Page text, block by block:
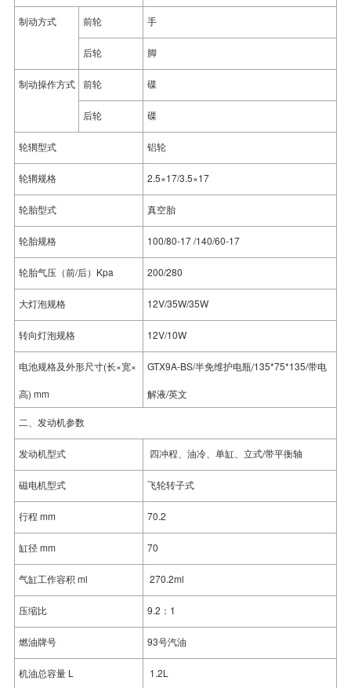
制动方式 前轮 手
后轮 脚
制动操作方式 前轮 碟
后轮 碟
轮辋型式 铝轮
轮辋规格 2.5×17/3.5×17
轮胎型式 真空胎
轮胎规格 100/80-17 /140/60-17
轮胎气压（前/后）Kpa 200/280
大灯泡规格 12V/35W/35W
转向灯泡规格 12V/10W
电池规格及外形尺寸(长×宽×
高) mm
GTX9A-BS/半免维护电瓶/135*75*135/带电
解液/英文
二、发动机参数
发动机型式 四冲程、油冷、单缸、立式/带平衡轴
磁电机型式 飞轮转子式
行程 mm 70.2
缸径 mm 70
气缸工作容积 ml 270.2ml
压缩比 9.2：1
燃油牌号 93号汽油
机油总容量 L 1.2L